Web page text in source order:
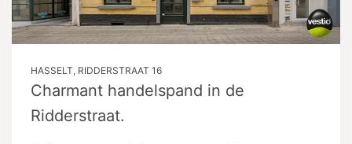
HASSELT, RIDDERSTRAAT 16
Charmant handelspand in de
Ridderstraat.